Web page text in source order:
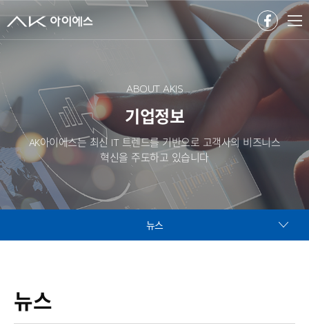
ABOUT AKIS
기업정보
AK아이에스는 최신 IT 트렌드를 기반으로 고객사의 비즈니스
혁신을 주도하고 있습니다
뉴스
뉴스